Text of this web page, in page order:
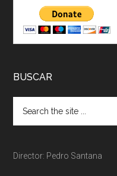
BUSCAR
Director: Pedro Santana